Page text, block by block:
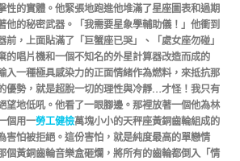
性的實體。他緊張地跑進他堆滿了星座圖表和過期
他的秘密武器。「我需要星象學輔助儀！」他衝到
，上面貼滿了「巨蟹座已哭」、「處女座勿碰」
的唱片機和一個不知名的外星計算器改造而成的
入一種極具感染力的正面情緒作為燃料，來抵抗那
優勢，就是超脫一切的理性與冷靜…才怪！我只有
望地低吼。他看了一眼腳邊。那裡放著一個他為林
個用一勞工健檢萬塊小小的天秤座黃銅齒輪組成的
害怕被拒絕。這份害怕，就是純度最高的單戀情
個黃銅齒輪音樂盒砸爛，將所有的齒輪都倒入「情